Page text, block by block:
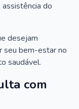
do
desejam
seu bem-estar no
saudável.
com